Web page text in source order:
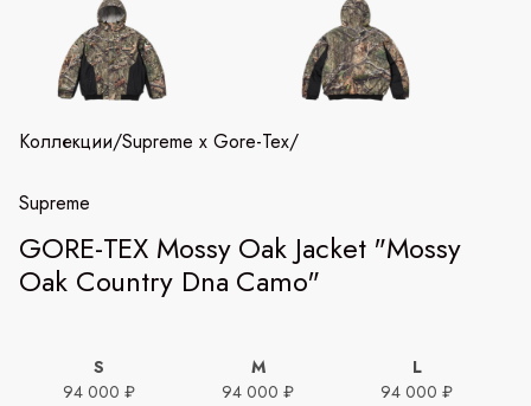
Коллекции/Supreme x Gore-Tex/
Supreme
GORE-TEX Mossy Oak Jacket "Mossy
Oak Country Dna Camo"
S
94 000 ₽
M
94 000 ₽
L
94 000 ₽